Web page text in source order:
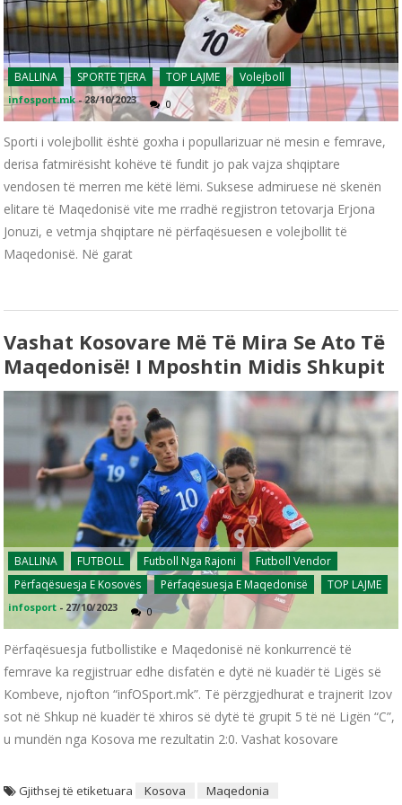
BALLINA SPORTE TJERA TOP LAJME Volejboll
infosport.mk -28/10/2023 0
Sporti i volejbollit është goxha i popullarizuar në mesin e femrave,
derisa fatmirësisht kohëve të fundit jo pak vajza shqiptare
vendosen të merren me këtë lëmi. Suksese admiruese në skenën
elitare të Maqedonisë vite me rradhë regjistron tetovarja Erjona
Jonuzi, e vetmja shqiptare në përfaqësuesen e volejbollit të
Maqedonisë. Në garat
Vashat Kosovare Më Të Mira Se Ato Të
Maqedonisë! I Mposhtin Midis Shkupit
BALLINA FUTBOLL Futboll Nga Rajoni
Futboll Vendor
Përfaqësuesja E Kosovës
Përfaqësuesja E Maqedonisë TOP LAJME
infosport - 27/10/2023 0
Përfaqësuesja futbollistike e Maqedonisë në konkurrencë të
femrave ka regjistruar edhe disfatën e dytë në kuadër të Ligës së
Kombeve, njofton “infOSport.mk”. Të përzgjedhurat e trajnerit Izov
sot në Shkup në kuadër të xhiros së dytë të grupit 5 të në Ligën “C”,
u mundën nga Kosova me rezultatin 2:0. Vashat kosovare
Gjithsej të etiketuara Kosova Maqedonia